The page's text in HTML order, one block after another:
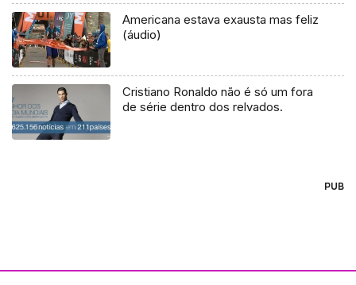
Americana estava exausta mas feliz
(áudio)
Cristiano Ronaldo não é só um fora
de série dentro dos relvados.
PUB